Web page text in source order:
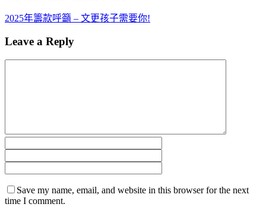
2025年籌款呼籲 – 文更孩子需要你!
Leave a Reply
Save my name, email, and website in this browser for the next
time I comment.